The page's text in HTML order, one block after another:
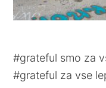
#grateful smo za
#grateful za vse